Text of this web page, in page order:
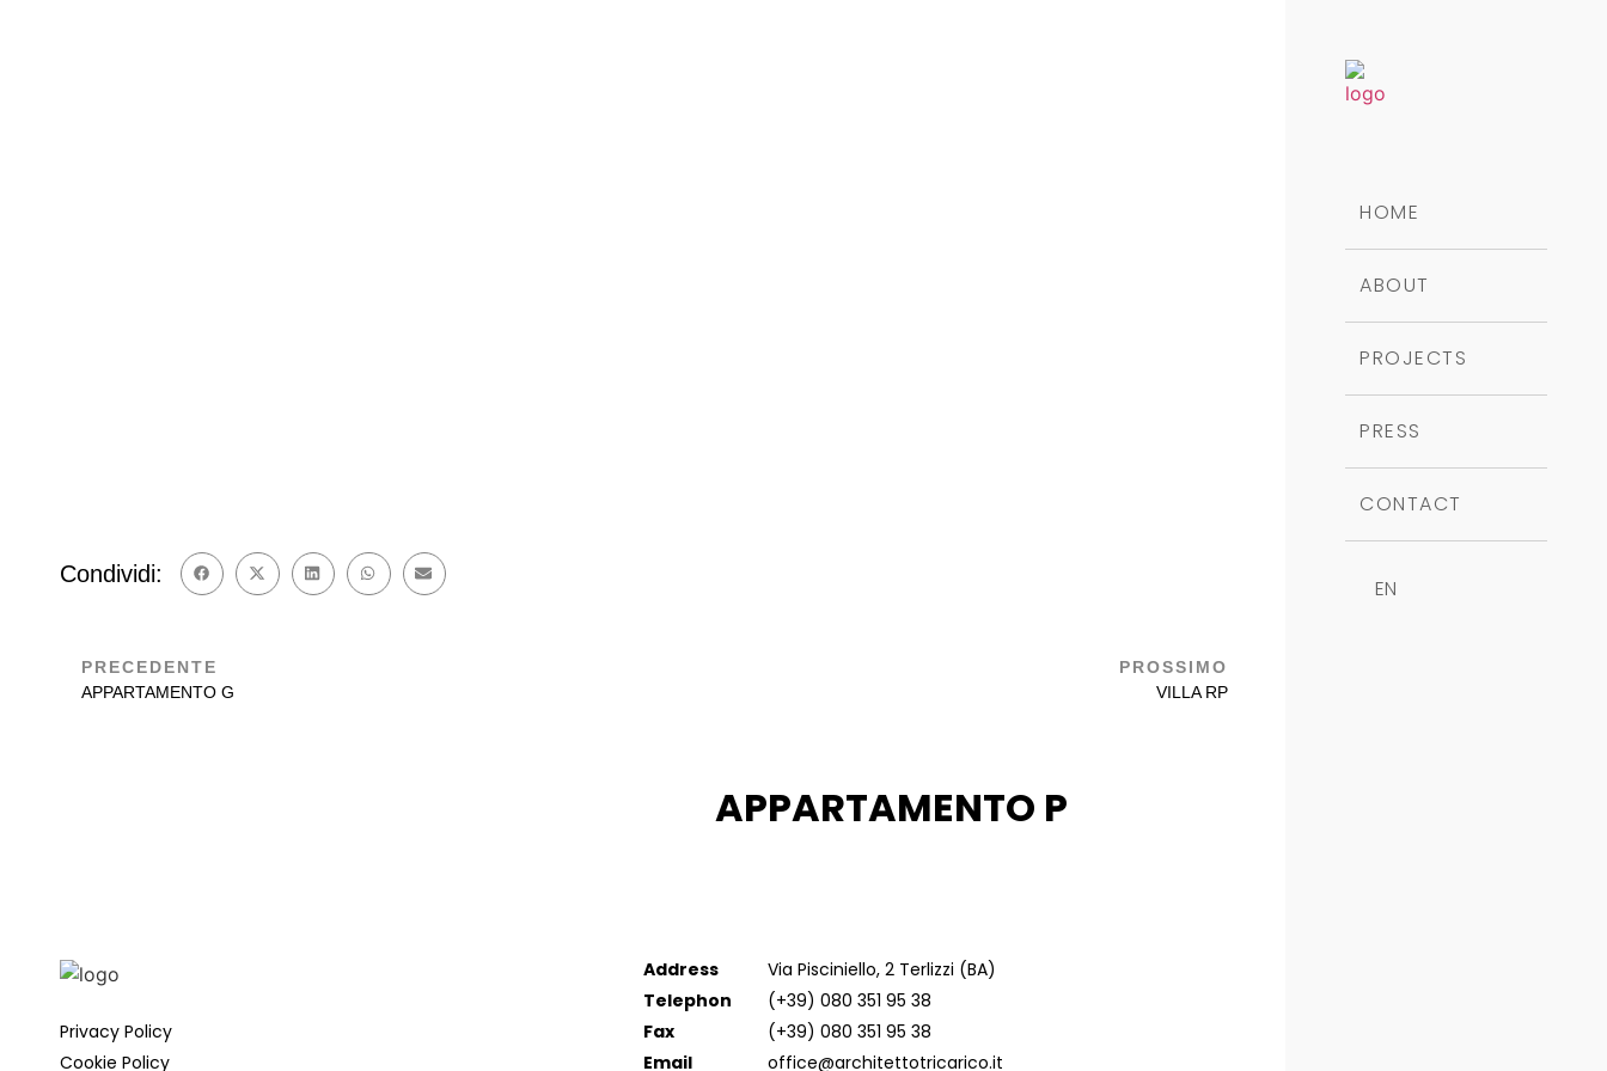
HOME
ABOUT
PROJECTS
PRESS
CONTACT
EN
APPARTAMENTO P
Condividi:
PRECEDENTE
APPARTAMENTO G
PROSSIMO
VILLA RP
Privacy Policy
Cookie Policy
Address
Telephon
Fax
Email
Via Pisciniello, 2 Terlizzi (BA)
(+39) 080 351 95 38
(+39) 080 351 95 38
office@architettotricarico.it